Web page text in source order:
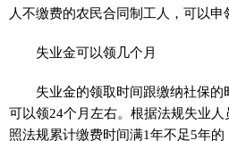
人不缴费的农民合同制工人，可以申
失业金可以领几个月
失业金的领取时间跟缴纳社保
可以领24个月左右。根据法规失业
照法规累计缴费时间满1年不足5年